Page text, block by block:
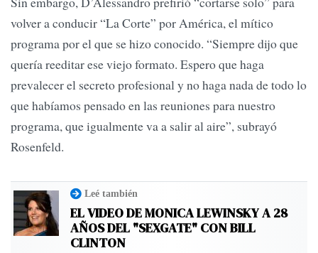
volver a conducir “La Corte” por América, el mítico
programa por el que se hizo conocido. “Siempre dijo que
quería reeditar ese viejo formato. Espero que haga
prevalecer el secreto profesional y no haga nada de todo lo
que habíamos pensado en las reuniones para nuestro
programa, que igualmente va a salir al aire”, subrayó
Rosenfeld.
Leé también
EL VIDEO DE MONICA LEWINSKY A 28
AÑOS DEL "SEXGATE" CON BILL
CLINTON